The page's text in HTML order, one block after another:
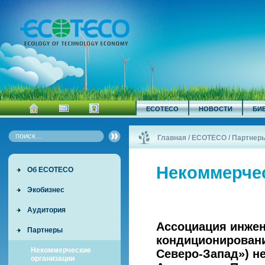
ECOTECO НОВОСТИ
Об ECOTECO
Экобизнес
Аудитория
Партнеры
Некоммерческие
организации
Главная / ECOTECO /
Ассоциация
Северо-Запад»)